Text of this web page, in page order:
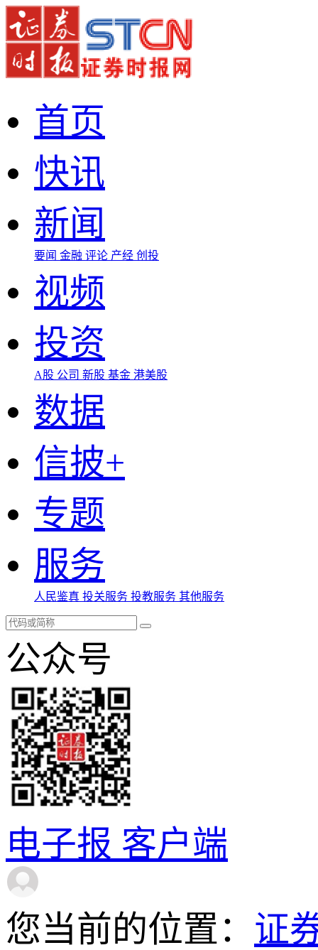
首页
快讯
新闻
要闻 金融 评论 产经 创投
视频
投资
A股 公司 新股 基金 港美股
数据
信披+
专题
服务
人民鉴真 投关服务 投教服务 其他服务
公众号
电子报 客户端
您当前的位置： 证